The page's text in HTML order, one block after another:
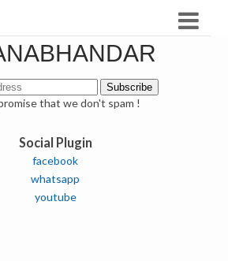
that we don't spam !
Social Plugin
facebook
whatsapp
youtube